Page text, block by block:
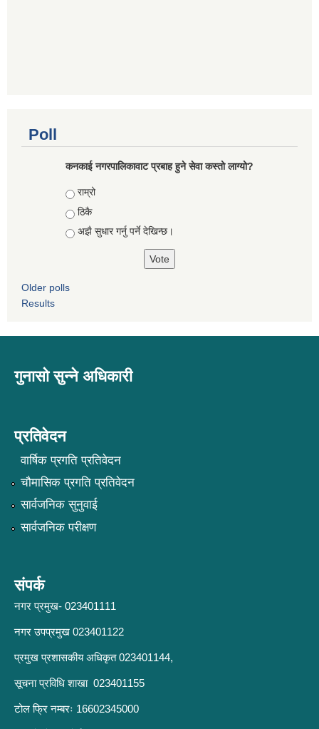
Poll
कनकाई नगरपालिकावाट प्रबाह हुने सेवा कस्तो लाग्यो?
Choices
राम्रो
ठिकै
अझै सुधार गर्नु पर्ने देखिन्छ।
Older polls
Results
गुनासो सुन्ने अधिकारी
प्रतिवेदन
वार्षिक प्रगति प्रतिवेदन
चौमासिक प्रगति प्रतिवेदन
सार्वजनिक सुनुवाई
सार्वजनिक परीक्षण
संपर्क
नगर प्रमुख- 023401111
नगर उपप्रमुख 023401122
प्रमुख प्रशासकीय अधिकृत 023401144,
सूचना प्रविधि शाखा 023401155
टोल फ्रि नम्बरः 16602345000